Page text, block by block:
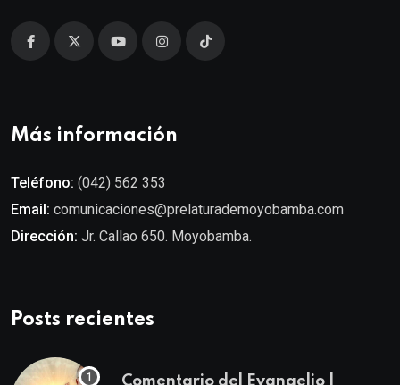
Más información
Teléfono: (042) 562 353
Email: comunicaciones@prelaturademoyobamba.com
Dirección: Jr. Callao 650. Moyobamba.
Posts recientes
Comentario del Evangelio |